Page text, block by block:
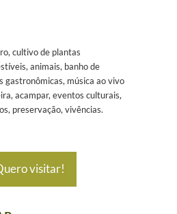
cultivo de plantas
animais, banho de
gastronômicas, música ao vivo
acampar, eventos culturais,
preservação, vivências.
visitar!